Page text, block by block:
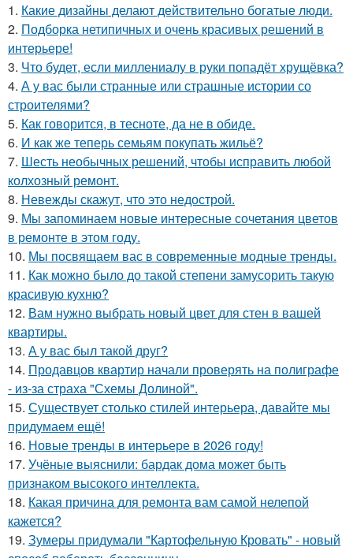
1. Какие дизайны делают действительно богатые люди.
2. Подборка нетипичных и очень красивых решений в
интерьере!
3. Что будет, если миллениалу в руки попадёт хрущёвка?
4. А у вас были странные или страшные истории со
строителями?
5. Как говорится, в тесноте, да не в обиде.
6. И как же теперь семьям покупать жильё?
7. Шесть необычных решений, чтобы исправить любой
колхозный ремонт.
8. Невежды скажут, что это недострой.
9. Мы запоминаем новые интересные сочетания цветов
в ремонте в этом году.
10. Мы посвящаем вас в современные модные тренды.
11. Как можно было до такой степени замусорить такую
красивую кухню?
12. Вам нужно выбрать новый цвет для стен в вашей
квартиры.
13. А у вас был такой друг?
14. Продавцов квартир начали проверять на полиграфе
- из-за страха "Схемы Долиной".
15. Существует столько стилей интерьера, давайте мы
придумаем ещё!
16. Новые тренды в интерьере в 2026 году!
17. Учёные выяснили: бардак дома может быть
признаком высокого интеллекта.
18. Какая причина для ремонта вам самой нелепой
кажется?
19. Зумеры придумали "Картофельную Кровать" - новый